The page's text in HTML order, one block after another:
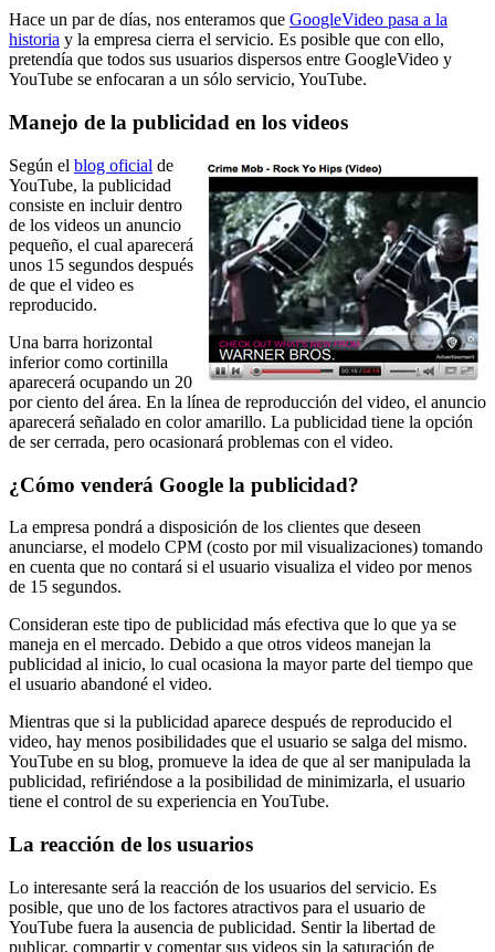
Hace un par de días, nos enteramos que GoogleVideo pasa a la
historia y la empresa cierra el servicio. Es posible que con ello,
pretendía que todos sus usuarios dispersos entre GoogleVideo y
YouTube se enfocaran a un sólo servicio, YouTube.
Manejo de la publicidad en los videos
Según el blog oficial de
YouTube, la publicidad
consiste en incluir dentro
de los videos un anuncio
pequeño, el cual aparecerá
unos 15 segundos después
de que el video es
reproducido.
Una barra horizontal
inferior como cortinilla
aparecerá ocupando un 20
por ciento del área. En la línea de reproducción del video, el anuncio
aparecerá señalado en color amarillo. La publicidad tiene la opción
de ser cerrada, pero ocasionará problemas con el video.
¿Cómo venderá Google la publicidad?
La empresa pondrá a disposición de los clientes que deseen
anunciarse, el modelo CPM (costo por mil visualizaciones) tomando
en cuenta que no contará si el usuario visualiza el video por menos
de 15 segundos.
Consideran este tipo de publicidad más efectiva que lo que ya se
maneja en el mercado. Debido a que otros videos manejan la
publicidad al inicio, lo cual ocasiona la mayor parte del tiempo que
el usuario abandoné el video.
Mientras que si la publicidad aparece después de reproducido el
video, hay menos posibilidades que el usuario se salga del mismo.
YouTube en su blog, promueve la idea de que al ser manipulada la
publicidad, refiriéndose a la posibilidad de minimizarla, el usuario
tiene el control de su experiencia en YouTube.
La reacción de los usuarios
Lo interesante será la reacción de los usuarios del servicio. Es
posible, que uno de los factores atractivos para el usuario de
YouTube fuera la ausencia de publicidad. Sentir la libertad de
publicar, compartir y comentar sus videos sin la saturación de